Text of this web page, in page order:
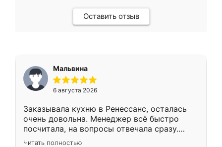
Оставить отзыв
Мальвина
6 августа 2026
Заказывала кухню в Ренессанс, осталась
очень довольна. Менеджер всё быстро
посчитала, на вопросы отвечала сразу.
Замерщик приехал в субботу, подошёл к
Читать полностью